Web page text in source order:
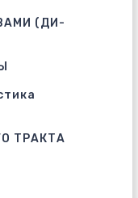
(ДИ-
ТРАКТА